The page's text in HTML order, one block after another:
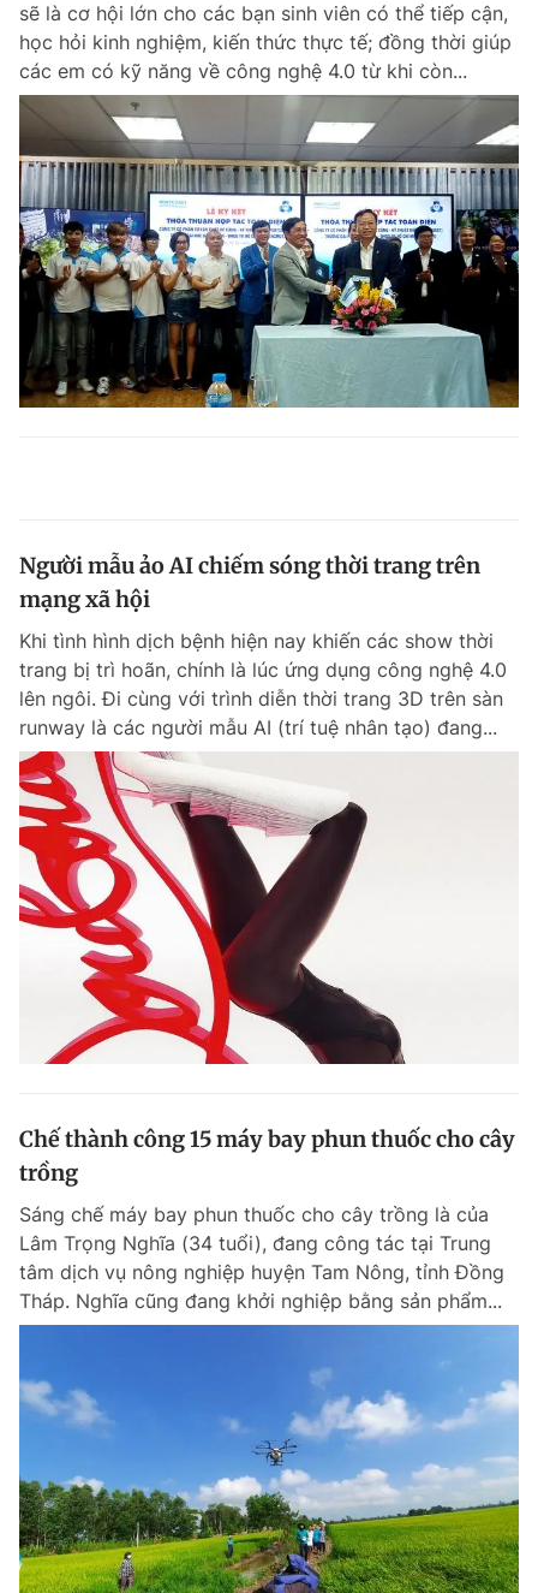
sẽ là cơ hội lớn cho các bạn sinh viên có thể tiếp cận,
học hỏi kinh nghiệm, kiến thức thực tế; đồng thời giúp
các em có kỹ năng về công nghệ 4.0 từ khi còn...
Người mẫu ảo AI chiếm sóng thời trang trên
mạng xã hội
Khi tình hình dịch bệnh hiện nay khiến các show thời
trang bị trì hoãn, chính là lúc ứng dụng công nghệ 4.0
lên ngôi. Đi cùng với trình diễn thời trang 3D trên sàn
runway là các người mẫu AI (trí tuệ nhân tạo) đang...
Chế thành công 15 máy bay phun thuốc cho cây
trồng
Sáng chế máy bay phun thuốc cho cây trồng là của
Lâm Trọng Nghĩa (34 tuổi), đang công tác tại Trung
tâm dịch vụ nông nghiệp huyện Tam Nông, tỉnh Đồng
Tháp. Nghĩa cũng đang khởi nghiệp bằng sản phẩm...